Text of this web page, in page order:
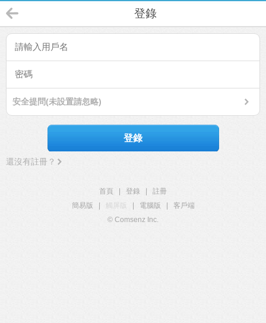
登錄
安全提問(未設置請忽略)
登錄
還沒有註冊？
首頁 登錄
註冊
簡易版
觸屏版 電腦版
客戶端
© Comsenz Inc.